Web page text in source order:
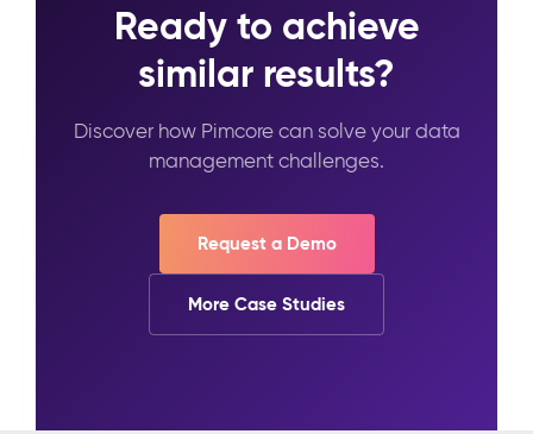
Ready to achieve
similar results?
Discover how Pimcore can solve your data
management challenges.
Request a Demo
More Case Studies